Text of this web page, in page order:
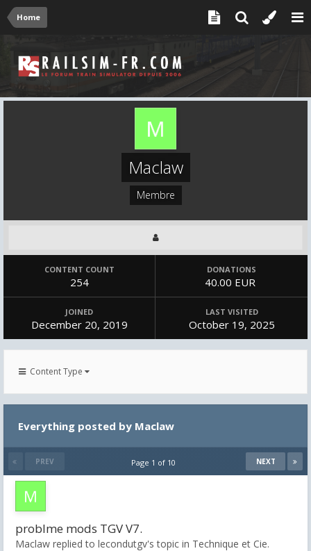
Home
Maclaw
Membre
CONTENT COUNT
254
DONATIONS
40.00 EUR
JOINED
December 20, 2019
LAST VISITED
October 19, 2025
Content Type
Everything posted by Maclaw
PREV NEXT
Page 1 of 10
problme mods TGV V7.
Maclaw replied to lecondutgv's topic in Technique et Cie.